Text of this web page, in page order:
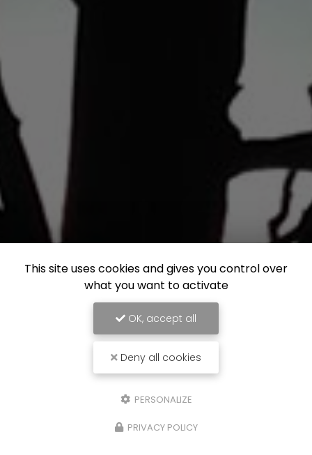
This site uses cookies and gives you control over
what you want to activate
OK, accept all
Deny all cookies
PERSONALIZE
PRIVACY POLICY